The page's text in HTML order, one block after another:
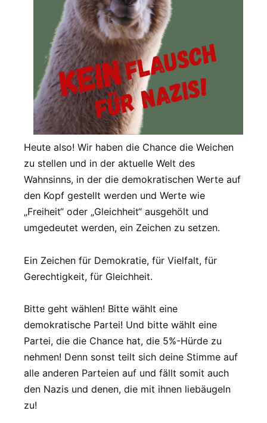
Heute also! Wir haben die Chance die Weichen
zu stellen und in der aktuelle Welt des
Wahnsinns, in der die demokratischen Werte auf
den Kopf gestellt werden und Werte wie
„Freiheit“ oder „Gleichheit“ ausgehölt und
umgedeutet werden, ein Zeichen zu setzen.
Ein Zeichen für Demokratie, für Vielfalt, für
Gerechtigkeit, für Gleichheit.
Bitte geht wählen! Bitte wählt eine
demokratische Partei! Und bitte wählt eine
Partei, die die Chance hat, die 5%-Hürde zu
nehmen! Denn sonst teilt sich deine Stimme auf
alle anderen Parteien auf und fällt somit auch
den Nazis und denen, die mit ihnen liebäugeln
zu!